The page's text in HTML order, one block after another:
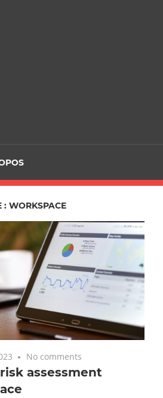
: WORKSPACE
No comments
assessment